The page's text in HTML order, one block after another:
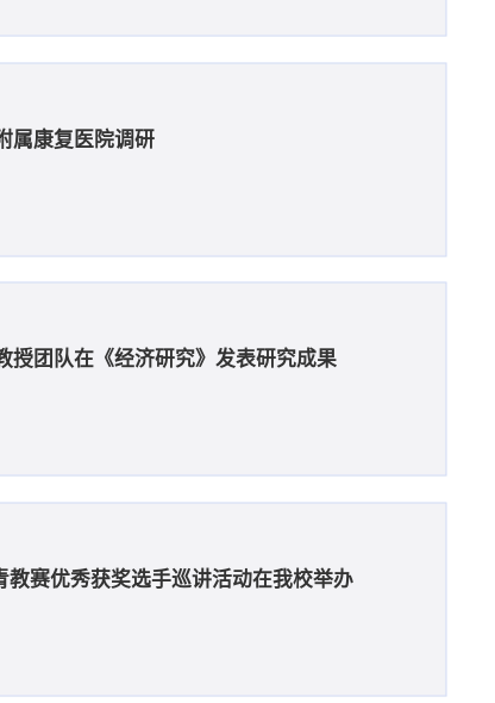
属康复医院调研
授团队在《经济研究》发表研究成果
教赛优秀获奖选手巡讲活动在我校举办